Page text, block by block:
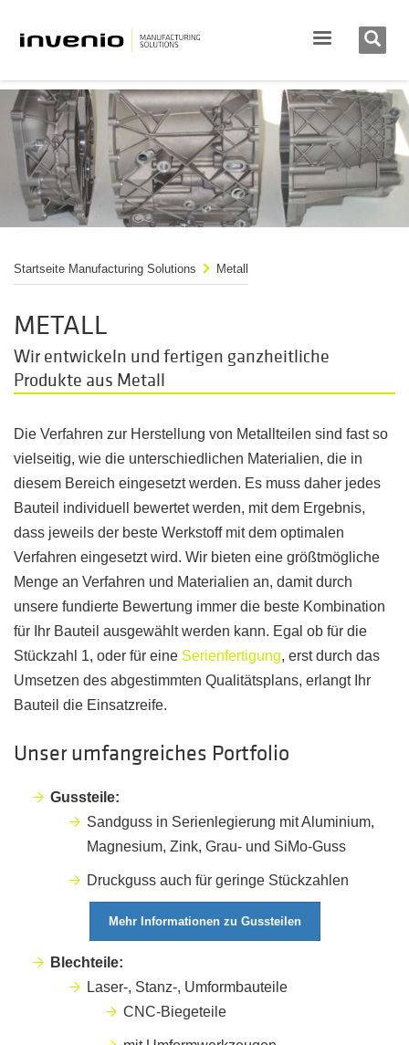
Startseite Manufacturing Solutions Metall
METALL
Wir entwickeln und fertigen ganzheitliche
Produkte aus Metall
Die Verfahren zur Herstellung von Metallteilen sind fast so
vielseitig, wie die unterschiedlichen Materialien, die in
diesem Bereich eingesetzt werden. Es muss daher jedes
Bauteil individuell bewertet werden, mit dem Ergebnis,
dass jeweils der beste Werkstoff mit dem optimalen
Verfahren eingesetzt wird. Wir bieten eine größtmögliche
Menge an Verfahren und Materialien an, damit durch
unsere fundierte Bewertung immer die beste Kombination
für Ihr Bauteil ausgewählt werden kann. Egal ob für die
Stückzahl 1, oder für eine Serienfertigung, erst durch das
Umsetzen des abgestimmten Qualitätsplans, erlangt Ihr
Bauteil die Einsatzreife.
Unser umfangreiches Portfolio
Gussteile:
Sandguss in Serienlegierung mit Aluminium,
Magnesium, Zink, Grau- und SiMo-Guss
Druckguss auch für geringe Stückzahlen
Mehr Informationen zu Gussteilen
Blechteile:
Laser-, Stanz-, Umformbauteile
CNC-Biegeteile